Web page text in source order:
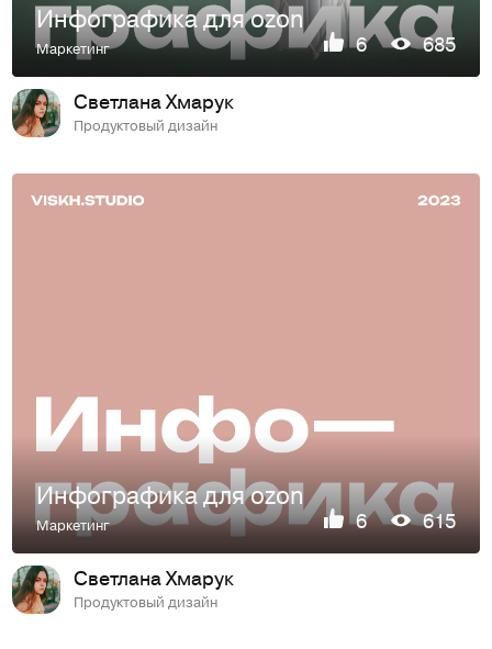
Инфографика для ozon
Маркетинг 6 685
Светлана Хмарук
Продуктовый дизайн
Инфографика для ozon
Маркетинг 6 615
Светлана Хмарук
Продуктовый дизайн